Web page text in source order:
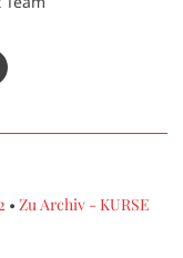
• Zu Archiv - KURSE